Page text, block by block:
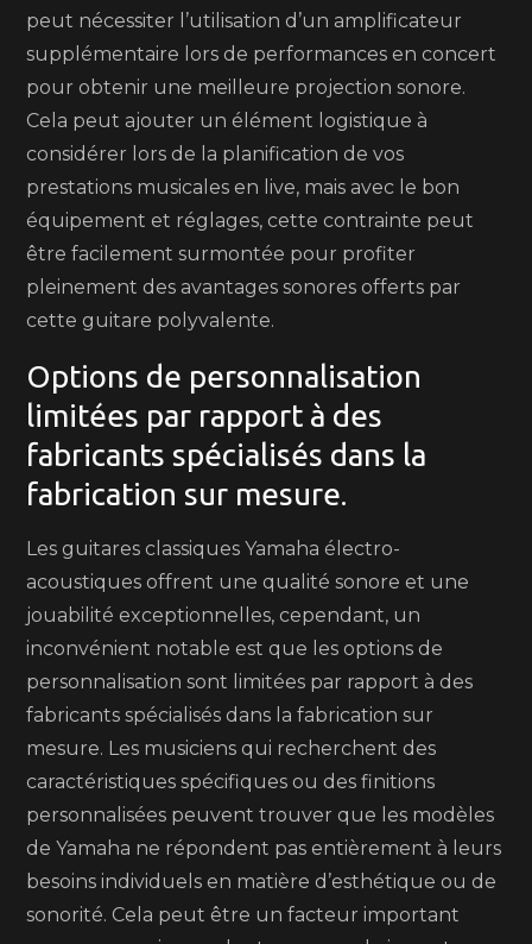
peut nécessiter l’utilisation d’un amplificateur
supplémentaire lors de performances en concert
pour obtenir une meilleure projection sonore.
Cela peut ajouter un élément logistique à
considérer lors de la planification de vos
prestations musicales en live, mais avec le bon
équipement et réglages, cette contrainte peut
être facilement surmontée pour profiter
pleinement des avantages sonores offerts par
cette guitare polyvalente.
Options de personnalisation
limitées par rapport à des
fabricants spécialisés dans la
fabrication sur mesure.
Les guitares classiques Yamaha électro-
acoustiques offrent une qualité sonore et une
jouabilité exceptionnelles, cependant, un
inconvénient notable est que les options de
personnalisation sont limitées par rapport à des
fabricants spécialisés dans la fabrication sur
mesure. Les musiciens qui recherchent des
caractéristiques spécifiques ou des finitions
personnalisées peuvent trouver que les modèles
de Yamaha ne répondent pas entièrement à leurs
besoins individuels en matière d’esthétique ou de
sonorité. Cela peut être un facteur important